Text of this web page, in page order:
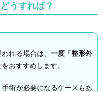
うすれば？
れる場合は、 一度「整形外
おすすめします。
術が必要になるケースもあ